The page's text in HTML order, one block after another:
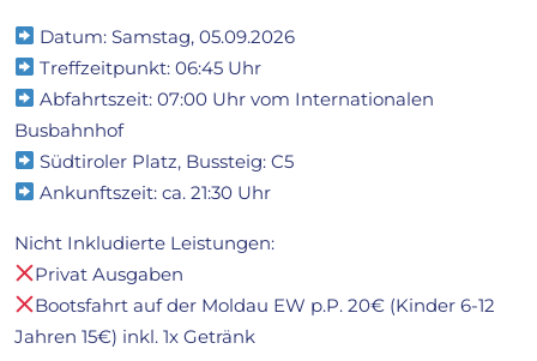
Datum: Samstag, 05.09.2026
Treffzeitpunkt: 06:45 Uhr
Abfahrtszeit: 07:00 Uhr vom Internationalen
Busbahnhof
Südtiroler Platz, Bussteig: C5
Ankunftszeit: ca. 21:30 Uhr
Nicht Inkludierte Leistungen:
Privat Ausgaben
Bootsfahrt auf der Moldau EW p.P. 20€ (Kinder 6-12
Jahren 15€) inkl. 1x Getränk